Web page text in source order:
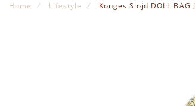
Home Lifestyle Konges Slojd DOLL BAG